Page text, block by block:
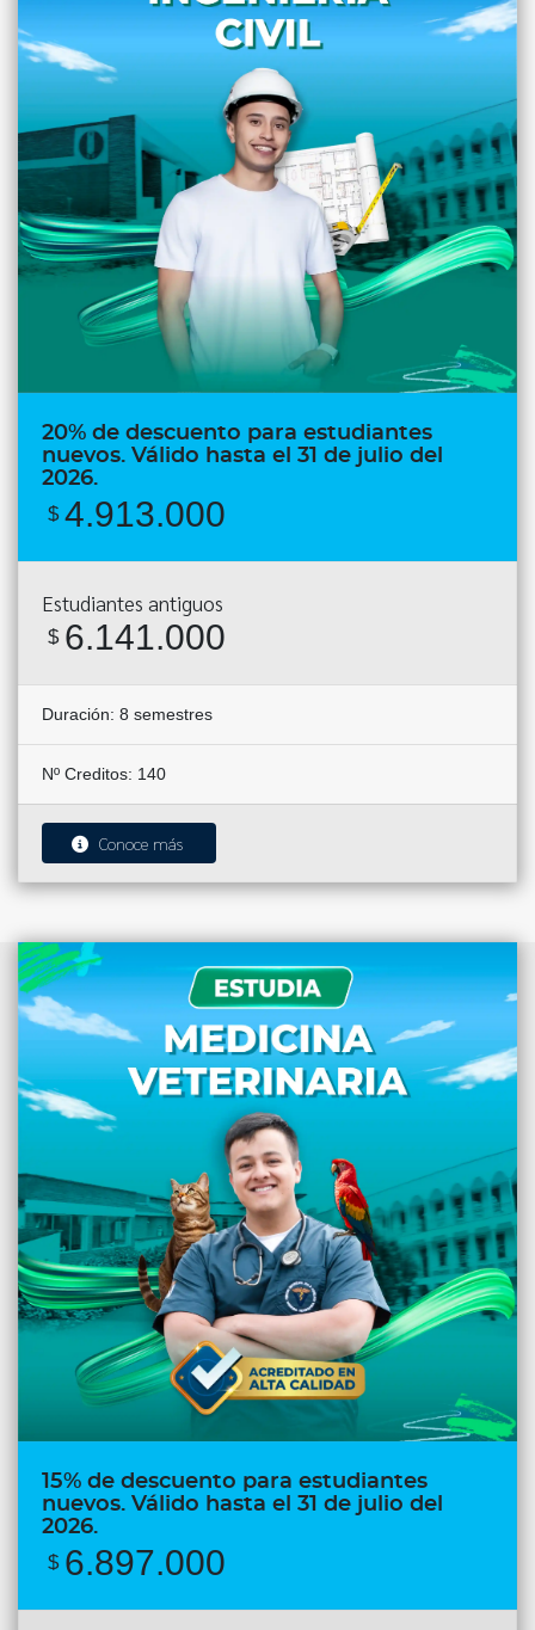
20% de descuento para estudiantes
nuevos. Válido hasta el 31 de julio del
2026.
$ 4.913.000
Estudiantes antiguos
$ 6.141.000
Duración: 8 semestres
Nº Creditos: 140
Conoce más
15% de descuento para estudiantes
nuevos. Válido hasta el 31 de julio del
2026.
$ 6.897.000